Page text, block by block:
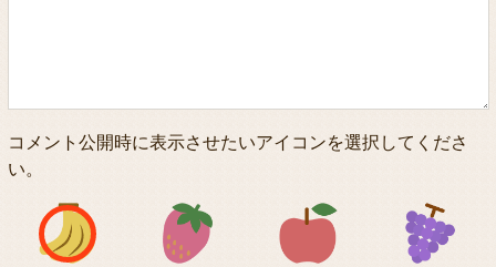
コメント公開時に表示させたいアイコンを選択してくださ
い。
アイコン1 アイコン2 アイコン3